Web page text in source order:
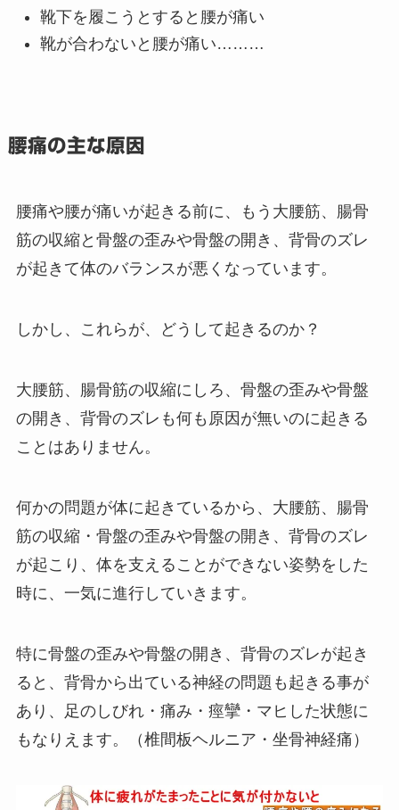
靴下を履こうとすると腰が痛い
靴が合わないと腰が痛い………
腰痛の主な原因
腰痛や腰が痛いが起きる前に、もう大腰筋、腸骨
筋の収縮と骨盤の歪みや骨盤の開き、背骨のズレ
が起きて体のバランスが悪くなっています。
しかし、これらが、どうして起きるのか？
大腰筋、腸骨筋の収縮にしろ、骨盤の歪みや骨盤
の開き、背骨のズレも何も原因が無いのに起きる
ことはありません。
何かの問題が体に起きているから、大腰筋、腸骨
筋の収縮・骨盤の歪みや骨盤の開き、背骨のズレ
が起こり、体を支えることができない姿勢をした
時に、一気に進行していきます。
特に骨盤の歪みや骨盤の開き、背骨のズレが起き
ると、背骨から出ている神経の問題も起きる事が
あり、足のしびれ・痛み・痙攣・マヒした状態に
もなりえます。（椎間板ヘルニア・坐骨神経痛）